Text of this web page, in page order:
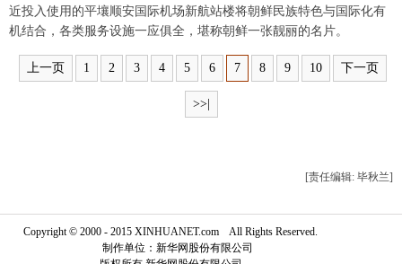
近投入使用的平壤顺安国际机场新航站楼将朝鲜民族特色与国际化有
机结合，各类服务设施一应俱全，堪称朝鲜一张靓丽的名片。
上一页 1 2 3 4 5 6 7 8 9 10 下一页
>>|
[责任编辑: 毕秋兰]
Copyright © 2000 - 2015 XINHUANET.com All Rights Reserved.
制作单位：新华网股份有限公司